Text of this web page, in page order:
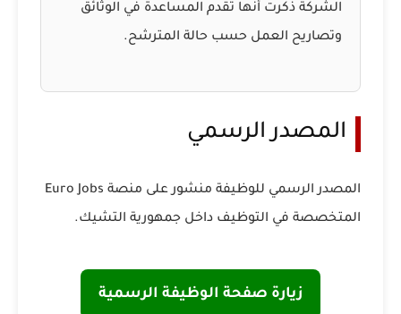
الشركة ذكرت أنها تقدم المساعدة في الوثائق
وتصاريح العمل حسب حالة المترشح.
المصدر الرسمي
المصدر الرسمي للوظيفة منشور على منصة Euro Jobs
المتخصصة في التوظيف داخل جمهورية التشيك.
زيارة صفحة الوظيفة الرسمية